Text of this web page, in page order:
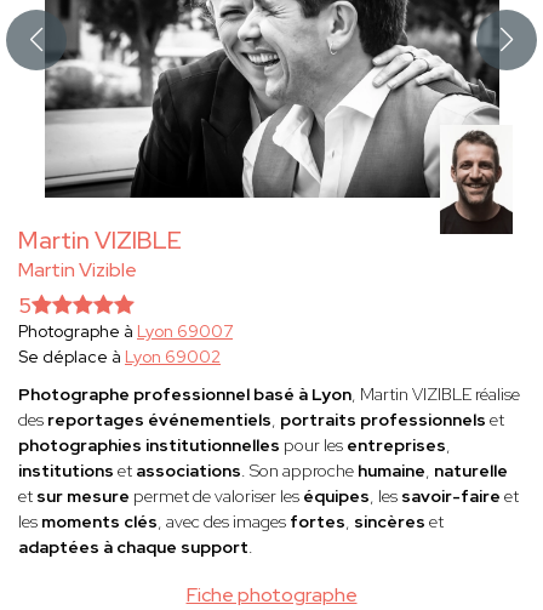
Martin VIZIBLE
Martin Vizible
Fiche photographe
5
Photographe à Lyon 69007
Se déplace à Lyon 69002
Photographe professionnel basé à Lyon, Martin VIZIBLE réalise
des reportages événementiels, portraits professionnels et
photographies institutionnelles pour les entreprises,
institutions et associations. Son approche humaine, naturelle
et sur mesure permet de valoriser les équipes, les savoir-faire et
les moments clés, avec des images fortes, sincères et
adaptées à chaque support.